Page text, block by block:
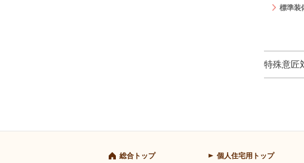
標準装
特殊意匠
総合トップ 個人住宅用トップ